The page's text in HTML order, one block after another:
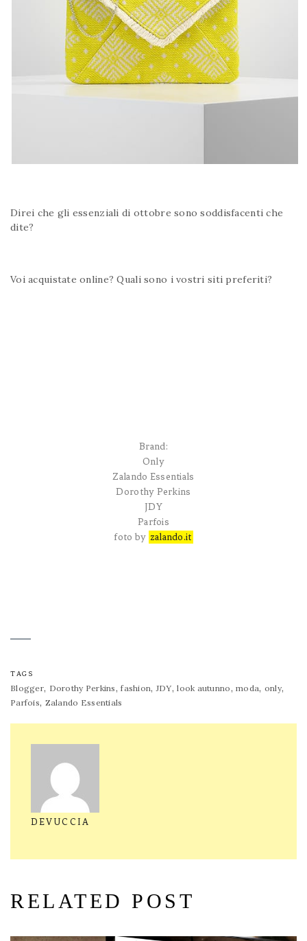
Direi che gli essenziali di ottobre sono soddisfacenti che
dite?
Voi acquistate online? Quali sono i vostri siti preferiti?
Brand:
Only
Zalando Essentials
Dorothy Perkins
JDY
Parfois
foto by zalando.it
TAGS
Blogger, Dorothy Perkins,fashion,JDY,look autunno,moda, only,
Parfois, Zalando Essentials
DEVUCCIA
RELATED POST